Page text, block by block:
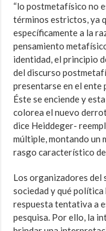
“lo postmetafísico no
términos estrictos, ya
específicamente a la
pensamiento
identidad, el principio
del discurso
presentarse en el
Éste se enciende y
colorea el nuevo
dice Heiddeger-
múltiple, montando un
rasgo característico
Los organizadores del
sociedad y qué
respuesta tentativa a
pesquisa. Por ello, la